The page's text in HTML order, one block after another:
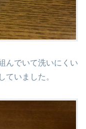
んでいて洗いにくい
ていました。